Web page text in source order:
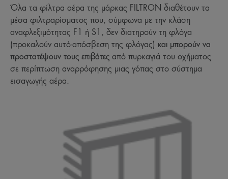
Όλα τα φίλτρα αέρα της μάρκας FILTRON διαθέτουν τα
μέσα φιλτραρίσματος που, σύμφωνα με την κλάση
αναφλεξιμότητας F1 ή S1, δεν διατηρούν τη φλόγα
(προκαλούν αυτό-απόσβεση της φλόγας) και μπορούν να
προστατέψουν τους επιβάτες από πυρκαγιά του οχήματος
σε περίπτωση αναρρόφησης μιας γόπας στο σύστημα
εισαγωγής αέρα.